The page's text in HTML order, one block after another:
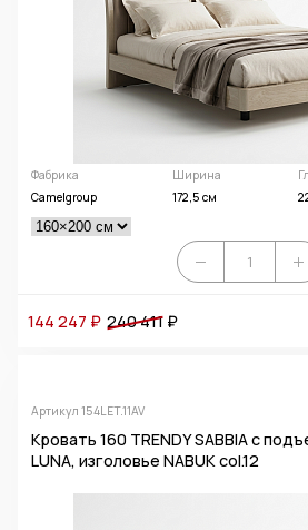
Фабрика
Camelgroup
Ширина
172,5 см
144 247 ₽ 240 411₽
Артикул 154LET.11AV
Кровать 160 TRENDY SABBIA с
LUNA, изголовье NABUK col.12